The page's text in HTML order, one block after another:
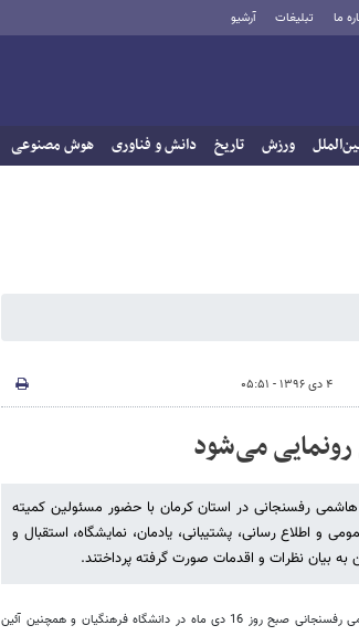
ما تبلیغات آرشیو
ورزش تاریخ دانش و فناوری هوش مصنوعی
۴ دی ۱۳۹۶ - ۰۵:۵۱
رونمایی می‌شود
رفسنجانی در استان کرمان با حضور مسئولین کمیته
اطلاع رسانی، پشتیبانی، یادمان، نمایشگاه، استقبال و
بیان نظرات و اقدمات صورت گرفته پرداختند.
در این جلسه مقرر شد کنگره آثار تربیتی و رفتاری آیت الله هاشمی رفسنجانی صبح روز 16 دی ماه در دانشگاه فرهنگیان و همچنین آئین